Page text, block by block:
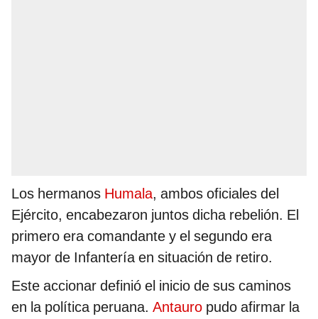
Los hermanos Humala, ambos oficiales del
Ejército, encabezaron juntos dicha rebelión. El
primero era comandante y el segundo era
mayor de Infantería en situación de retiro.
Este accionar definió el inicio de sus caminos
en la política peruana. Antauro pudo afirmar la